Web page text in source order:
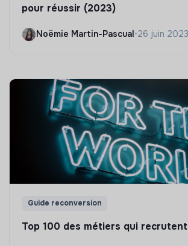
pour réussir (2023)
Noëmie Martin-Pascual •26 juin 2023
Guide reconversion
Top 100 des métiers qui